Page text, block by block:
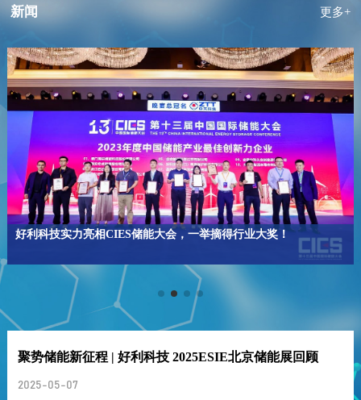
新闻 更多+
好利科技实力亮相CIES储能大会，一举摘得行业大奖！
聚势储能新征程 | 好利科技 2025ESIE北京储能展回顾
2025-05-07